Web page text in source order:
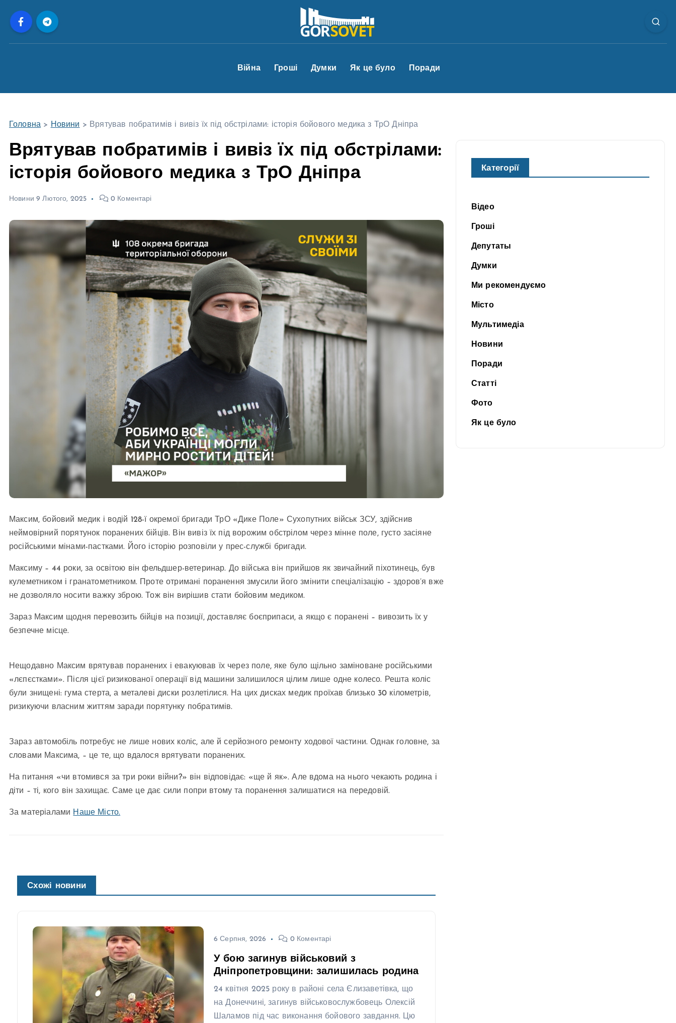
Війна Гроші Думки Як це було Поради
Головна > Новини > Врятував побратимів і вивіз їх під обстрілами: історія бойового медика з ТрО Дніпра
Врятував побратимів і вивіз їх під обстрілами:
історія бойового медика з ТрО Дніпра
Новини 9 Лютого, 2025 0 Коментарі
Максим, бойовий медик і водій 128-ї окремої бригади ТрО «Дике Поле» Сухопутних військ ЗСУ, здійснив
неймовірний порятунок поранених бійців. Він вивіз їх під ворожим обстрілом через мінне поле, густо засіяне
російськими мінами-пастками. Його історію розповіли у прес-службі бригади.
Максиму – 44 роки, за освітою він фельдшер-ветеринар. До війська він прийшов як звичайний піхотинець, був
кулеметником і гранатометником. Проте отримані поранення змусили його змінити спеціалізацію – здоров’я вже
не дозволяло носити важку зброю. Тож він вирішив стати бойовим медиком.
Зараз Максим щодня перевозить бійців на позиції, доставляє боєприпаси, а якщо є поранені – вивозить їх у
безпечне місце.
Нещодавно Максим врятував поранених і евакуював їх через поле, яке було щільно заміноване російськими
«лєпєстками». Після цієї ризикованої операції від машини залишилося цілим лише одне колесо. Решта коліс
були знищені: гума стерта, а металеві диски розлетілися. На цих дисках медик проїхав близько 30 кілометрів,
ризикуючи власним життям заради порятунку побратимів.
Зараз автомобіль потребує не лише нових коліс, але й серйозного ремонту ходової частини. Однак головне, за
словами Максима, – це те, що вдалося врятувати поранених.
На питання «чи втомився за три роки війни?» він відповідає: «ще й як». Але вдома на нього чекають родина і
діти – ті, кого він захищає. Саме це дає сили попри втому та поранення залишатися на передовій.
За матеріалами Наше Місто.
Схожі новини
6 Серпня, 2026 0 Коментарі
У бою загинув військовий з
Дніпропетровщини: залишилась родина
24 квітня 2025 року в районі села Єлизаветівка, що
на Донеччині, загинув військовослужбовець Олексій
Шаламов під час виконання бойового завдання. Цю
Категорії
Відео
Гроші
Депутаты
Думки
Ми рекомендуємо
Місто
Мультимедіа
Новини
Поради
Статті
Фото
Як це було